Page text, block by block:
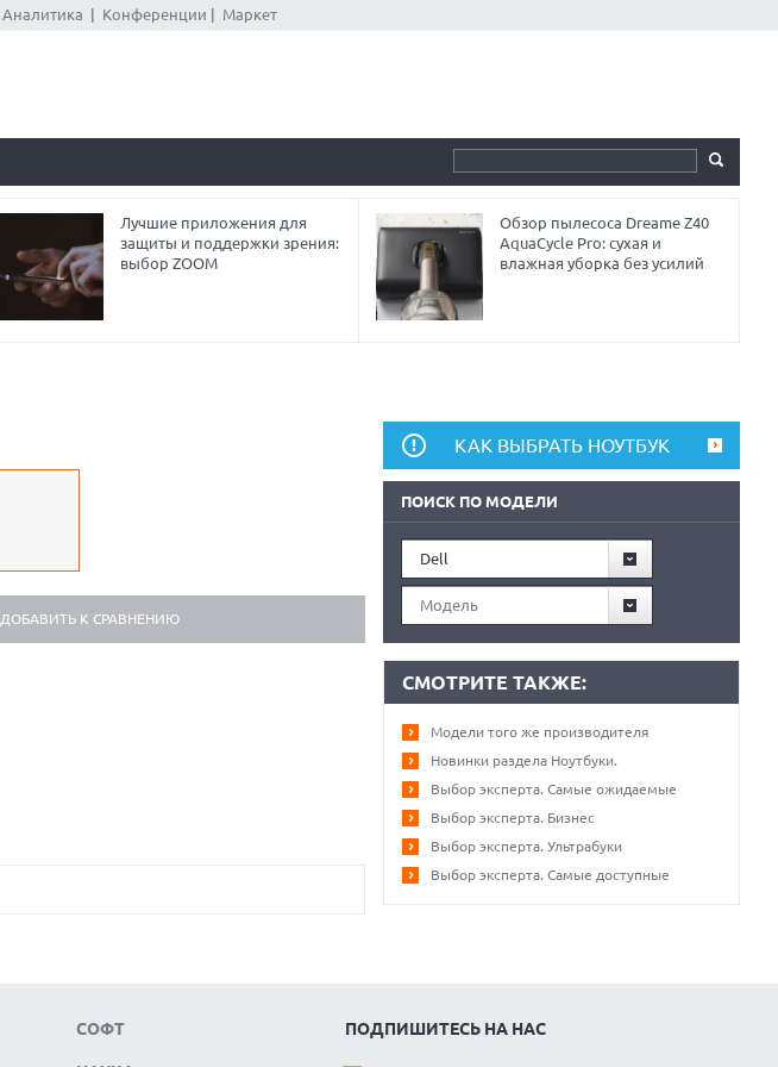
Аналитика Конференции Маркет
Лучшие приложения для
защиты и поддержки зрения:
выбор ZOOM
Обзор пылесоса Dreame Z40
AquaCycle Pro: сухая и
влажная уборка без усилий
ДОБАВИТЬ К СРАВНЕНИЮ
КАК ВЫБРАТЬ НОУТБУК
ПОИСК ПО МОДЕЛИ
Dell
Модель
СМОТРИТЕ ТАКЖЕ:
Модели того же производителя
Новинки раздела Ноутбуки.
Выбор эксперта. Самые ожидаемые
Выбор эксперта. Бизнес
Выбор эксперта. Ультрабуки
Выбор эксперта. Самые доступные
СОФТ ПОДПИШИТЕСЬ НА НАС